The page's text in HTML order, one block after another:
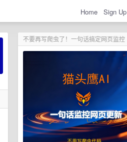
Home Sign Up
不要再写爬虫了！一句话搞定网页监控